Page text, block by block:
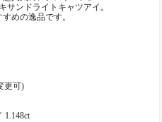
サンドライトキャツアイ。
めの逸品です。
更可)